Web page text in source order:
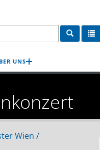
UNS
Wien /